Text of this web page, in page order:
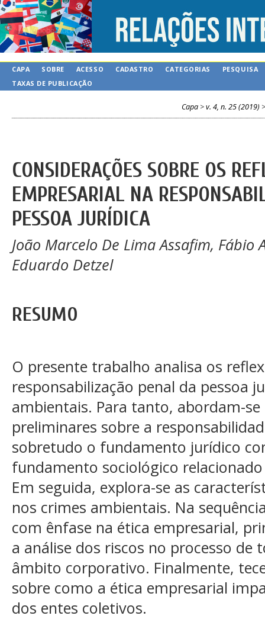
CAPA SOBRE ACESSO CADASTRO CATEGORIAS
PESQUISA
TAXAS DE PUBLICAÇÃO
Capa >v. 4, n. 25 (2019)
CONSIDERAÇÕES SOBRE OS
EMPRESARIAL NA
PESSOA JURÍDICA
João Marcelo De Lima Assafim,
Eduardo Detzel
RESUMO
O presente trabalho analisa os
responsabilização penal da pessoa
ambientais. Para tanto, abordam-
preliminares sobre a
sobretudo o fundamento jurídico
fundamento sociológico
Em seguida, explora-se as
nos crimes ambientais. Na
com ênfase na ética empresarial,
a análise dos riscos no processo de
âmbito corporativo. Finalmente,
sobre como a ética empresarial
dos entes coletivos.